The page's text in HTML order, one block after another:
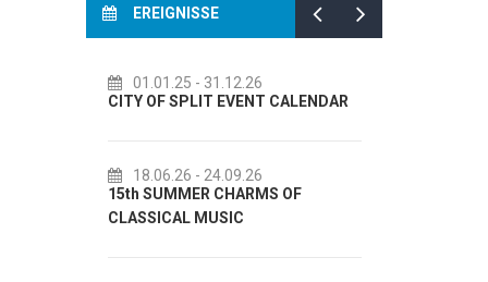
EREIGNISSE
01.01.25 - 31.12.26
CITY OF SPLIT EVENT CALENDAR
18.06.26 - 24.09.26
15th SUMMER CHARMS OF
CLASSICAL MUSIC